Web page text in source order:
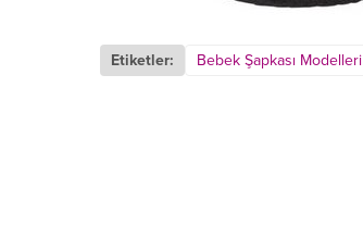
Etiketler: Bebek Şapkası Modelleri